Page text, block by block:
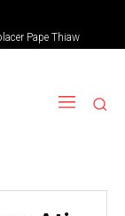
Pape Thiaw
Faso en outsider…Les